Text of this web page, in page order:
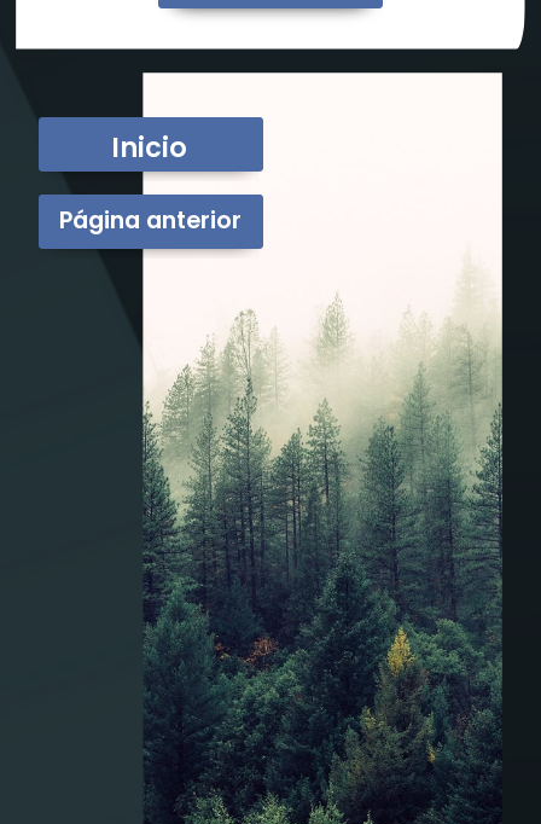
Inicio
Página anterior